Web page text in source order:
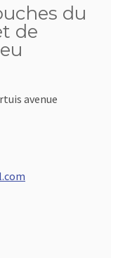
du
de
avenue